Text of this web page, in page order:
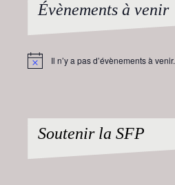
Évènements à venir
Notice Il n’y a pas d’évènements à venir.
Soutenir la SFP